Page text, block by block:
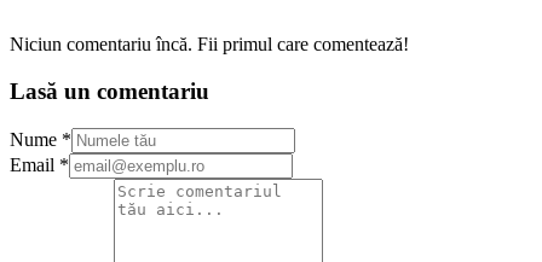
Niciun comentariu încă. Fii primul care comentează!
Lasă un comentariu
Nume *
Email *